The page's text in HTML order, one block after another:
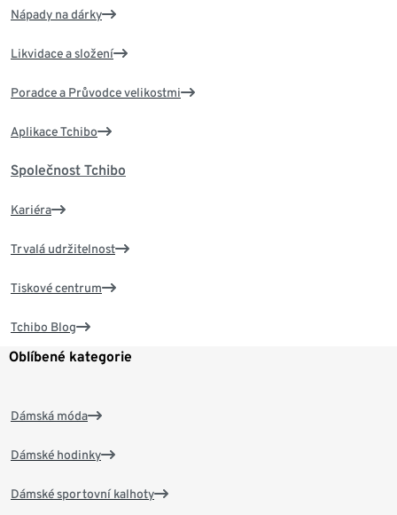
Nápady na dárky
Likvidace a složení
Poradce a Průvodce velikostmi
Aplikace Tchibo
Společnost Tchibo
Kariéra
Trvalá udržitelnost
Tiskové centrum
Tchibo Blog
Oblíbené kategorie
Dámská móda
Dámské hodinky
Dámské sportovní kalhoty